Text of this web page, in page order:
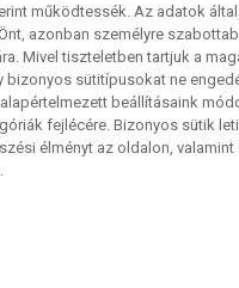
működtessék. Az adatok
azonban személyre
Mivel tiszteletben tartjuk a
bizonyos sütitípusokat ne
beállításaink
fejlécére. Bizonyos sütik
élményt az oldalon, valamint